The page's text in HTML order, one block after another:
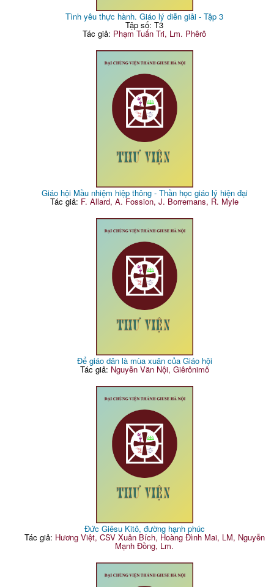
Tình yêu thực hành. Giáo lý diễn giải - Tập 3
Tập số: T3
Tác giả: Phạm Tuấn Tri, Lm. Phêrô
Giáo hội Mầu nhiệm hiệp thông - Thần học giáo lý hiện đại
Tác giả: F. Allard, A. Fossion, J. Borremans, R. Myle
Để giáo dân là mùa xuân của Giáo hội
Tác giả: Nguyễn Văn Nội, Giêrônimô
Đức Giêsu Kitô, đường hạnh phúc
Tác giả: Hương Việt, CSV Xuân Bích, Hoàng Đình Mai, LM, Nguyễn
Mạnh Đồng, Lm.